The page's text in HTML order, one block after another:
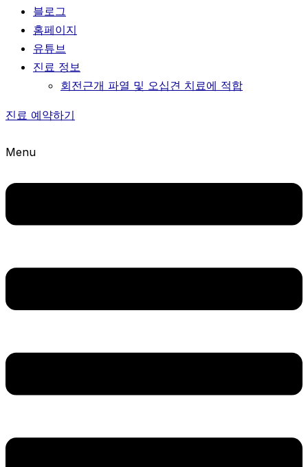
블로그
홈페이지
유튜브
진료 정보
회전근개 파열 및 오십견 치료에 적합
진료 예약하기
Menu